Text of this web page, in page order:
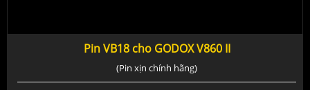
Pin VB18 cho GODOX V860 II
(Pin xịn chính hãng)